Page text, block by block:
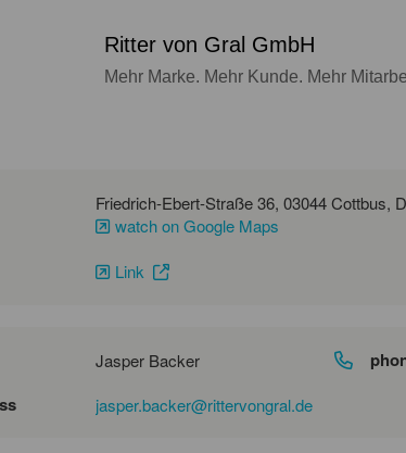
Ritter von Gral GmbH
Mehr Marke. Mehr Kunde. Mehr
watch on Google Maps
Link
Jasper Backer
jasper.backer@rittervongral.de